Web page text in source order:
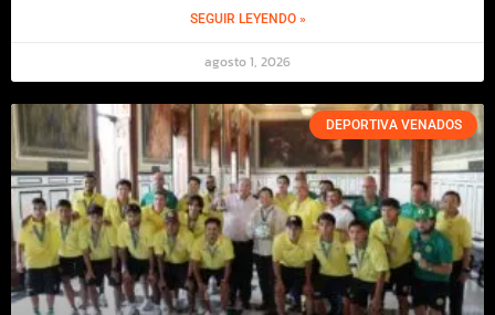
SEGUIR LEYENDO »
agosto 1, 2026
DEPORTIVA VENADOS